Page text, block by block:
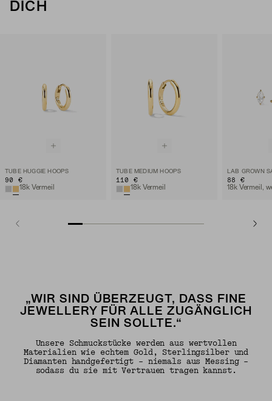
DICH
TUBE HUGGIE HOOPS
90 €
18k Vermeil
TUBE MEDIUM HOOPS
110 €
18k Vermeil
88 €
„WIR SIND ÜBERZEUGT, DASS FINE
JEWELLERY FÜR ALLE ZUGÄNGLICH
SEIN SOLLTE.“
Unsere Schmuckstücke werden aus wertvollen
Materialien wie echtem Gold, Sterlingsilber und
Diamanten handgefertigt – niemals aus Messing –
sodass du sie mit Vertrauen tragen kannst.